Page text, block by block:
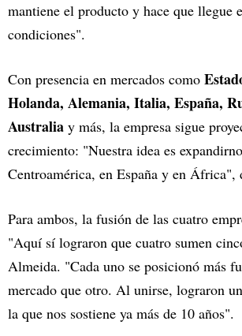
mantiene el producto y hace que llegue
condiciones".
Con presencia en mercados como
Holanda, Alemania, Italia, España,
Australia y más, la empresa sigue
crecimiento: "Nuestra idea es
Centroamérica, en España y en África",
Para ambos, la fusión de las cuatro
"Aquí sí lograron que cuatro sumen
Almeida. "Cada uno se posicionó más
mercado que otro. Al unirse, lograron
la que nos sostiene ya más de 10 años".